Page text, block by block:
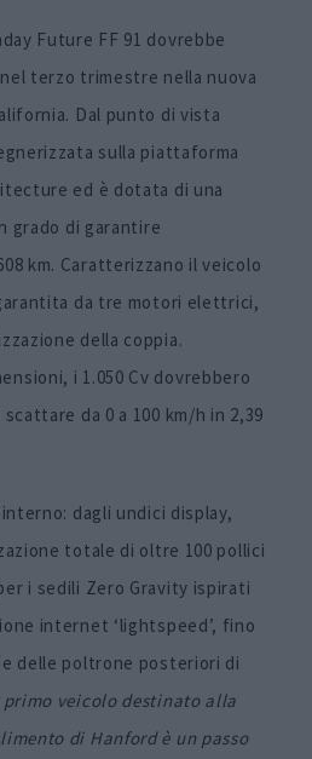
Future FF 91 dovrebbe
terzo trimestre nella nuova
Dal punto di vista
sulla piattaforma
ed è dotata di una
grado di garantire
km. Caratterizzano il veicolo
da tre motori elettrici,
della coppia.
i 1.050 Cv dovrebbero
da 0 a 100 km/h in 2,39
dagli undici display,
totale di oltre 100 pollici
i sedili Zero Gravity ispirati
internet ‘lightspeed’, fino
delle poltrone posteriori di
veicolo destinato alla
di Hanford è un passo